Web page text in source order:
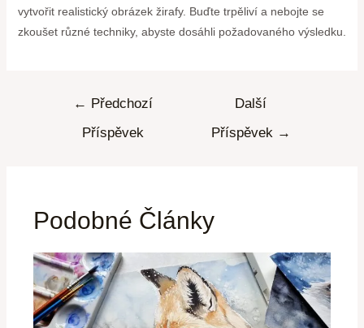
vytvořit realistický obrázek žirafy. Buďte trpěliví a nebojte se
zkoušet různé techniky, abyste dosáhli požadovaného výsledku.
← Předchozí
Příspěvek
Další
Příspěvek →
Podobné Články